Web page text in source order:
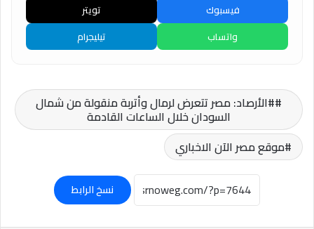
فيسبوك
تويتر
واتساب
تيليجرام
#الأرصاد: مصر تتعرض لرمال وأتربة منقولة من شمال
السودان خلال الساعات القادمة
موقع مصر الآن الاخباري
نسخ الرابط